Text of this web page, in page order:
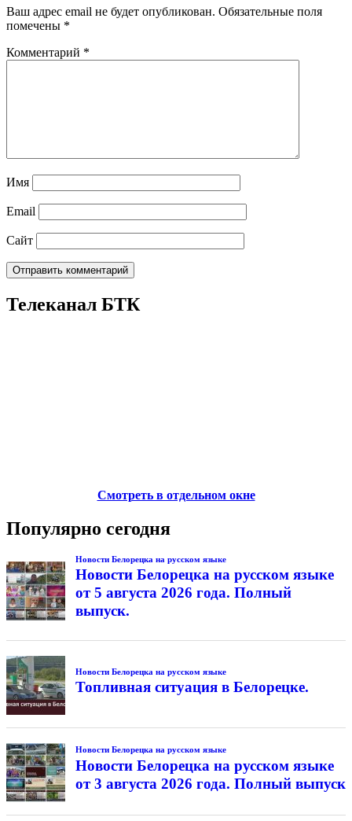
Ваш адрес email не будет опубликован. Обязательные поля
помечены *
Комментарий *
Имя
Email
Сайт
Телеканал БТК
Смотреть в отдельном окне
Популярно сегодня
Новости Белорецка на русском языке
Новости Белорецка на русском языке
от 5 августа 2026 года. Полный
выпуск.
Новости Белорецка на русском языке
Топливная ситуация в Белорецке.
Новости Белорецка на русском языке
Новости Белорецка на русском языке
от 3 августа 2026 года. Полный выпуск